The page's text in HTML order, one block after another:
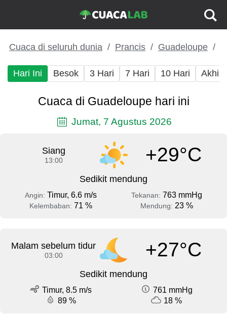
Cuaca di seluruh dunia Prancis Guadeloupe
Hari Ini Besok 3 Hari 7 Hari 10 Hari Akhir
Cuaca di Guadeloupe hari ini
Jumat, 7 Agustus 2026
Siang
13:00 +29°C
Sedikit mendung
Angin: Timur, 6.6 m/s Tekanan: 763 mmHg
Kelembaban: 71 % Mendung: 23 %
Malam sebelum tidur
03:00 +27°C
Sedikit mendung
Timur, 8.5 m/s
761 mmHg
89 %
18 %